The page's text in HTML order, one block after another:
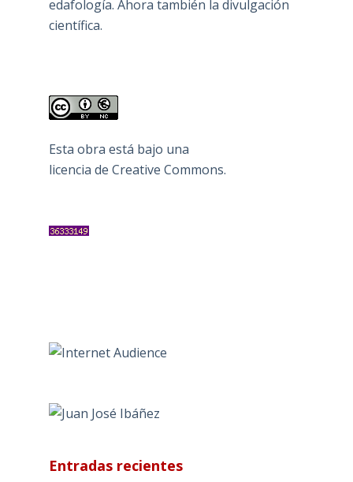
edafología. Ahora también la divulgación
científica.
Esta obra está bajo una
licencia de Creative Commons.
Entradas recientes